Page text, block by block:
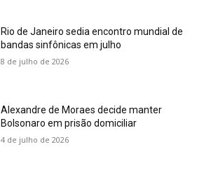
Rio de Janeiro sedia encontro mundial de
bandas sinfônicas em julho
8 de julho de 2026
Alexandre de Moraes decide manter
Bolsonaro em prisão domiciliar
4 de julho de 2026